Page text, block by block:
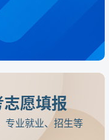
志愿填报
专业就业、招生等